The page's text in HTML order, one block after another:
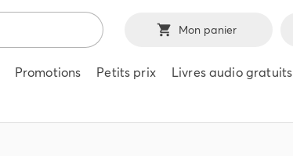
Mon panier
Promotions Petits prix Livres audio gratuits